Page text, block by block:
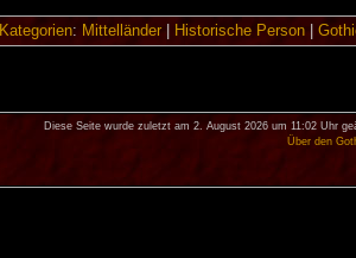
Kategorien: Mittelländer| Historische Person|
Diese Seite wurde zuletzt am 2. August 2026 um 11:02 Uhr
Über den